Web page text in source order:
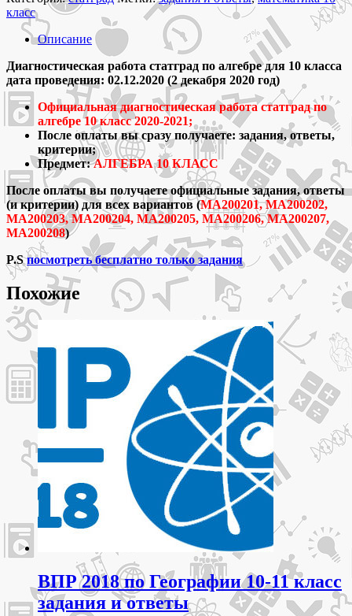
МА200201-
МА200208
варианты
работы
статград
по
алгебре
10
класс
декабря
2020
класс
Описание
Диагностическая работа статград по алгебре для 10 класса
дата проведения: 02.12.2020 (2 декабря 2020 год)
Официальная диагностическая работа статград по
алгебре 10 класс 2020-2021;
После оплаты вы сразу получаете: задания, ответы,
критерии;
Предмет:АЛГЕБРА 10 КЛАСС
После оплаты вы получаете официальные задания, ответы
(и критерии) для всех вариантов (МА200201, МА200202,
МА200203, МА200204, МА200205, МА200206, МА200207,
МА200208)
P.Sпосмотреть бесплатно только задания
Похожие
ВПР 2018 по Географии 10-11 класс
задания и ответы